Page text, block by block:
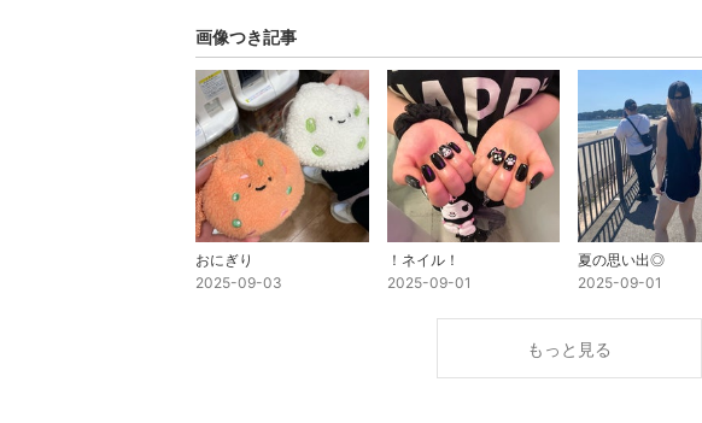
画像つき記事
おにぎり
2025-09-03
！ネイル！
2025-09-01
夏の思い出◎
2025-09-01
もっと見る